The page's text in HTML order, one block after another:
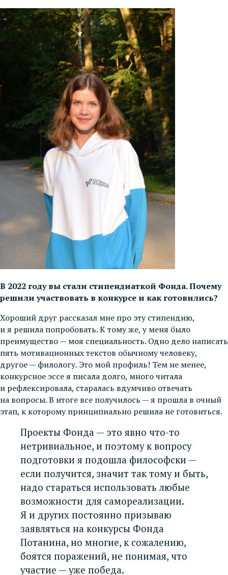
В 2022 году вы стали стипендиаткой Фонда. Почему
решили участвовать в конкурсе и как готовились?
Хороший друг рассказал мне про эту стипендию,
и я решила попробовать. К тому же, у меня было
преимущество — моя специальность. Одно дело написать
пять мотивационных текстов обычному человеку,
другое — филологу. Это мой профиль! Тем не менее,
конкурсное эссе я писала долго, много читала
и рефлексировала, старалась вдумчиво отвечать
на вопросы. В итоге все получилось — я прошла в очный
этап, к которому принципиально решила не готовиться.
Проекты Фонда — это явно что-то
нетривиальное, и поэтому к вопросу
подготовки я подошла философски —
если получится, значит так тому и быть,
надо стараться использовать любые
возможности для самореализации.
Я и других постоянно призываю
заявляться на конкурсы Фонда
Потанина, но многие, к сожалению,
боятся поражений, не понимая, что
участие — уже победа.